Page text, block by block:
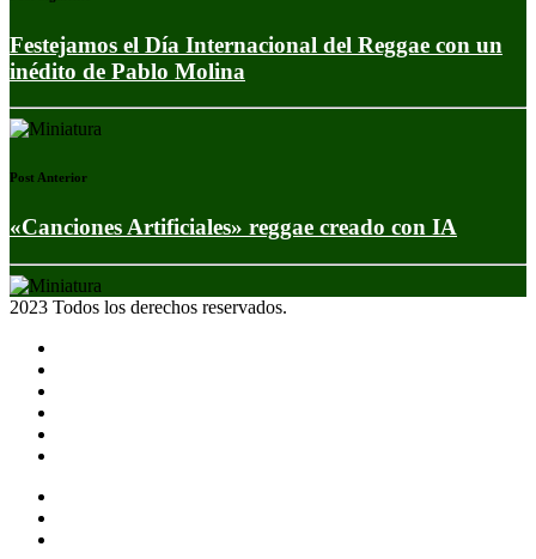
Festejamos el Día Internacional del Reggae con un
inédito de Pablo Molina
Post Anterior
«Canciones Artificiales» reggae creado con IA
2023 Todos los derechos reservados.